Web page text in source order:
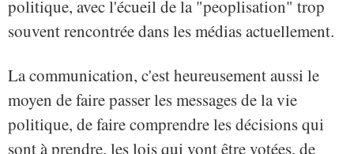
politique, avec l'écueil de la "peoplisation" trop
souvent rencontrée dans les médias actuellement.
La communication, c'est heureusement aussi le
moyen de faire passer les messages de la vie
politique, de faire comprendre les décisions qui
sont à prendre, les lois qui vont être votées, de